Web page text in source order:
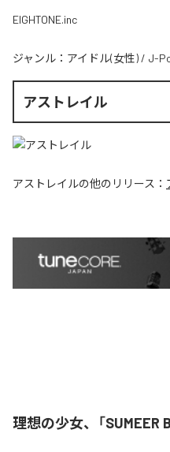
EIGHTONE.inc
ジャンル： アイドル(女性) / J-
アストレイル
アストレイルの他のリリース：
理想の少女、「SUMEER